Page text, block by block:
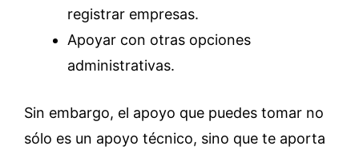
registrar empresas.
Apoyar con otras opciones
administrativas.
Sin embargo, el apoyo que puedes tomar no
sólo es un apoyo técnico, sino que te aporta